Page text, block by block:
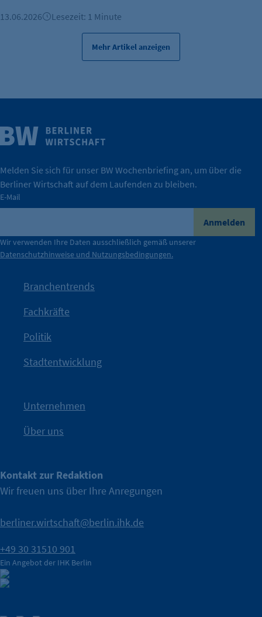
IHK Berlin. Offizieller Unterstützer der Berliner Wirtschaft.
Nach einer aufmerksamkeitsstarken Teaserphase geht die
Kampagne der IHK Berlin in die nächste Stufe. Mit
IHK?“wurde bewusst Neugier geweckt und Gespräche
mit Haltung.
Die Unternehmer stehen stellvertretend für die Vielfalt
der Berliner Wirtschaft.
Durch ihre Perspektiven wird deutlich, was der Claim
konkret bedeutet – und wie die IHK Berlin Unternehmen
tatsächlich unterstützt.
Wirtschaft.
Weitere Infos
13.06.2026 Lesezeit: 1 Minute
Mehr Artikel anzeigen
Melden Sie sich für unser BW Wochenbriefing an, um über die
Berliner Wirtschaft auf dem Laufenden zu bleiben.
E-Mail
Anmelden
Wir verwenden Ihre Daten ausschließlich gemäß unserer
Datenschutzhinweise und Nutzungsbedingungen.
Branchentrends
Fachkräfte
Politik
Stadtentwicklung
Unternehmen
Über uns
Kontakt zur Redaktion
Wir freuen uns über Ihre Anregungen
berliner.wirtschaft@berlin.ihk.de
+49 30 31510 901
Ein Angebot der IHK Berlin